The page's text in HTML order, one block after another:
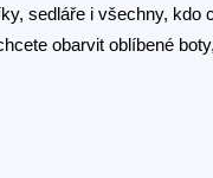
sedláře i všechny,
obarvit oblíbené